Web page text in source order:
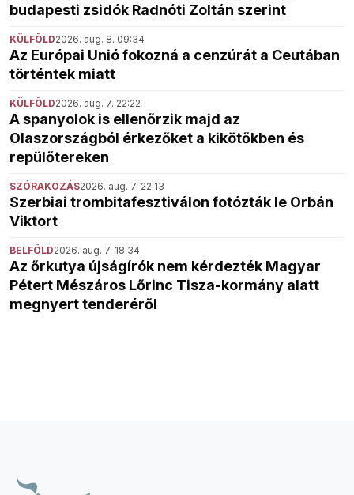
budapesti zsidók Radnóti Zoltán szerint
KÜLFÖLD2026. aug. 8. 09:34
Az Európai Unió fokozná a cenzúrát a Ceutában
történtek miatt
KÜLFÖLD2026. aug. 7. 22:22
A spanyolok is ellenőrzik majd az
Olaszországból érkezőket a kikötőkben és
repülőtereken
SZÓRAKOZÁS2026. aug. 7. 22:13
Szerbiai trombitafesztiválon fotózták le Orbán
Viktort
BELFÖLD2026. aug. 7. 18:34
Az őrkutya újságírók nem kérdezték Magyar
Pétert Mészáros Lőrinc Tisza-kormány alatt
megnyert tenderéről